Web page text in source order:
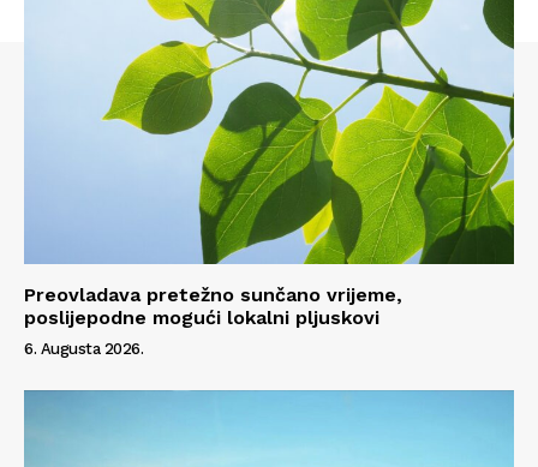
Info
O nama
Preovladava pretežno sunčano vrijeme,
poslijepodne mogući lokalni pljuskovi
6. Augusta 2026.